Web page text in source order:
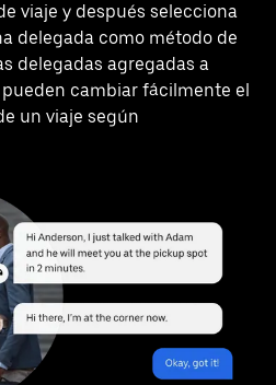
viaje y después selecciona
delegada como método de
delegadas agregadas a
cambiar fácilmente el
un viaje según